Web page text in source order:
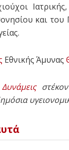
και
Εθνικής Άμυνας